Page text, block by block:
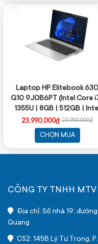
Laptop HP Elitebook 630
G10 9J0B6PT (Intel Core
1355U | 8GB | 512GB |
UHD Graphics | 13.3 inch
Win 11 Home | Bạc)
23,990,000₫ 25,900,000₫
CHỌN MUA
CÔNG TY TNHH
Địa chỉ: Số nhà 19,
Quang
CS2: 145B Lý Tự Trọng,